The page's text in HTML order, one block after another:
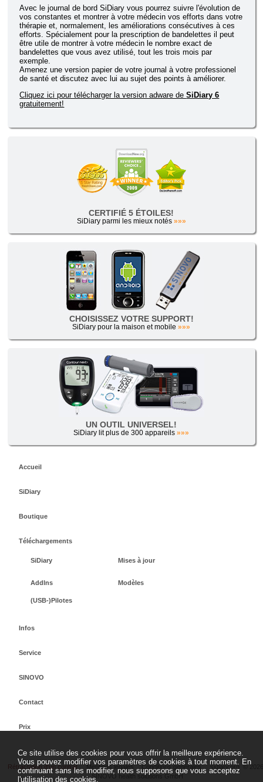
Avec le journal de bord SiDiary vous pourrez suivre l'évolution de
vos constantes et montrer à votre médecin vos efforts dans votre
thérapie et, normalement, les améliorations consécutives à ces
efforts. Spécialement pour la prescription de bandelettes il peut
être utile de montrer à votre médecin le nombre exact de
bandelettes que vous avez utilisé, tout les trois mois par
exemple.
Amenez une version papier de votre journal à votre professionel
de santé et discutez avec lui au sujet des points à améliorer.
Cliquez ici pour télécharger la version adware deSiDiary 6
gratuitement!
CERTIFIÉ 5 ÉTOILES!
SiDiary parmi les mieux notés »»»
CHOISISSEZ VOTRE SUPPORT!
SiDiary pour la maison et mobile»»»
UN OUTIL UNIVERSEL!
SiDiary lit plus de 300 appareils»»»
Accueil
SiDiary
Boutique
Téléchargements
SiDiary Mises à jour
AddIns Modèles
(USB-)Pilotes
Infos
Service
SINOVO
Contact
Prix
Rétractation d'un contrat Mentions légales Conditions générales sidiary.org ©
SINOVO health solutions GmbH
Ce site utilise des cookies pour vous offrir la meilleure expérience.
Vous pouvez modifier vos paramètres de cookies à tout moment. En
continuant sans les modifier, nous supposons que vous acceptez
l'utilisation des cookies.